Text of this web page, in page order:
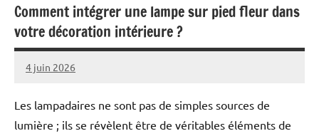
Comment intégrer une lampe sur pied fleur dans
votre décoration intérieure ?
4 juin 2026
Pascal
Aucun
Les lampadaires ne sont pas de simples sources de
lumière ; ils se révèlent être de véritables éléments de